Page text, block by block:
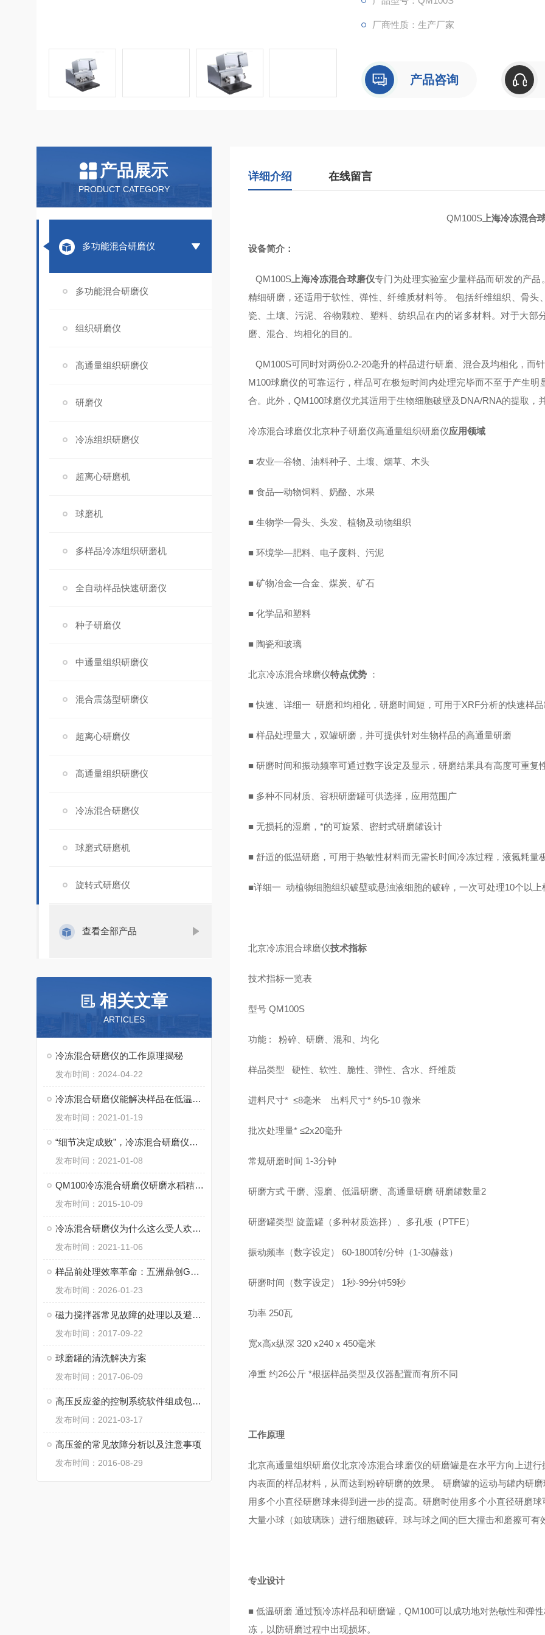
厂商性质：生产厂家
产品咨询
产品展示
PRODUCT CATEGORY
多功能混合研磨仪
多功能混合研磨仪
组织研磨仪
高通量组织研磨仪
研磨仪
冷冻组织研磨仪
超离心研磨机
球磨机
多样品冷冻组织研磨机
全自动样品快速研磨仪
种子研磨仪
中通量组织研磨仪
混合震荡型研磨仪
超离心研磨仪
高通量组织研磨仪
冷冻混合研磨仪
球磨式研磨机
旋转式研磨仪
查看全部产品
相关文章
ARTICLES
冷冻混合研磨仪的工作原理揭秘
发布时间：2024-04-22
冷冻混合研磨仪能解决样品在低温状态下保持活性研磨吗？
发布时间：2021-01-19
“细节决定成败”，冷冻混合研磨仪使用时一定要注意细节
发布时间：2021-01-08
QM100冷冻混合研磨仪研磨水稻秸秆的方法
发布时间：2015-10-09
冷冻混合研磨仪为什么这么受人欢迎？
发布时间：2021-11-06
样品前处理效率革命：五洲鼎创GY100高速旋转机，精准研磨赋能多行业科研检测
发布时间：2026-01-23
磁力搅拌器常见故障的处理以及避免出错方法
发布时间：2017-09-22
球磨罐的清洗解决方案
发布时间：2017-06-09
高压反应釜的控制系统软件组成包括哪些？
发布时间：2021-03-17
高压釜的常见故障分析以及注意事项
发布时间：2016-08-29
详细介绍 在线留言
QM100S上海冷冻混合
设备简介：
QM100S 上海冷冻混合球磨仪专门为处理实验室少量样品而研发的产
精细研磨，还适用于软性、弹性、纤维质材料等。 包括纤维组织、骨
瓷、土壤、污泥、谷物颗粒、塑料、纺织品在内的诸多材料。对于大
磨、混合、均相化的目的。
QM100S可同时对两份0.2-20毫升的样品进行研磨、混合及均相化，而
M100球磨仪的可靠运行，样品可在极短时间内处理完毕而不至于产生
合。此外，QM100球磨仪尤其适用于生物细胞破壁及DNA/RNA的提取，
冷冻混合球磨仪北京种子研磨仪高通量组织研磨仪应用领域
■ 农业—谷物、油料种子、土壤、烟草、木头
■ 食品—动物饲料、奶酪、水果
■ 生物学—骨头、头发、植物及动物组织
■ 环境学—肥料、电子废料、污泥
■ 矿物冶金—合金、煤炭、矿石
■ 化学品和塑料
■ 陶瓷和玻璃
北京冷冻混合球磨仪特点优势 ：
■ 快速、详细一 研磨和均相化，研磨时间短，可用于XRF分析的快速样
■ 样品处理量大，双罐研磨，并可提供针对生物样品的高通量研磨
■ 研磨时间和振动频率可通过数字设定及显示，研磨结果具有高度可重复
■ 多种不同材质、容积研磨罐可供选择，应用范围广
■ 无损耗的湿磨，*的可旋紧、密封式研磨罐设计
■ 舒适的低温研磨，可用于热敏性材料而无需长时间冷冻过程，液氮耗量
■详细一 动植物细胞组织破壁或悬浊液细胞的破碎，一次可处理10个以上
北京冷冻混合球磨仪技术指标
技术指标一览表
型号 QM100S
功能 : 粉碎、研磨、混和、均化
样品类型 硬性、软性、脆性、弹性、含水、纤维质
进料尺寸* ≤8毫米 出料尺寸* 约5-10 微米
批次处理量* ≤2x20毫升
常规研磨时间 1-3分钟
研磨方式 干磨、湿磨、低温研磨、高通量研磨 研磨罐数量2
研磨罐类型 旋盖罐（多种材质选择）、多孔板（PTFE）
振动频率（数字设定） 60-1800转/分钟（1-30赫兹）
研磨时间（数字设定） 1秒-99分钟59秒
功率 250瓦
宽x高x纵深 320 x240 x 450毫米
净重 约26公斤 *根据样品类型及仪器配置而有所不同
工作原理
北京高通量组织研磨仪北京冷冻混合球磨仪的研磨罐是在水平方向上进
内表面的样品材料，从而达到粉碎研磨的效果。 研磨罐的运动与罐内研
用多个小直径研磨球来得到进一步的提高。研磨时使用多个小直径研磨
大量小球（如玻璃珠）进行细胞破碎。球与球之间的巨大撞击和磨擦可有
专业设计
■ 低温研磨 通过预冷冻样品和研磨罐，QM100可以成功地对热敏性和弹
冻，以防研磨过程中出现损坏。